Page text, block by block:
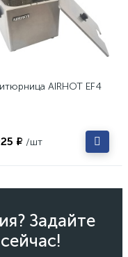
AIRHOT EF4
₽ /шт
Задайте